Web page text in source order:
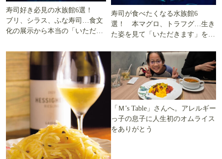
寿司好き必見の水族館6選！
ブリ、シラス、ふな寿司…食文
化の展示から本当の「いただき
寿司が食べたくなる水族館6
選！ 本マグロ、トラフグ…生き
た姿を見て「いただきます」を考
「Ｍ’s Table」さんへ。アレルギー
っ子の息子に人生初のオムライス
をありがとう